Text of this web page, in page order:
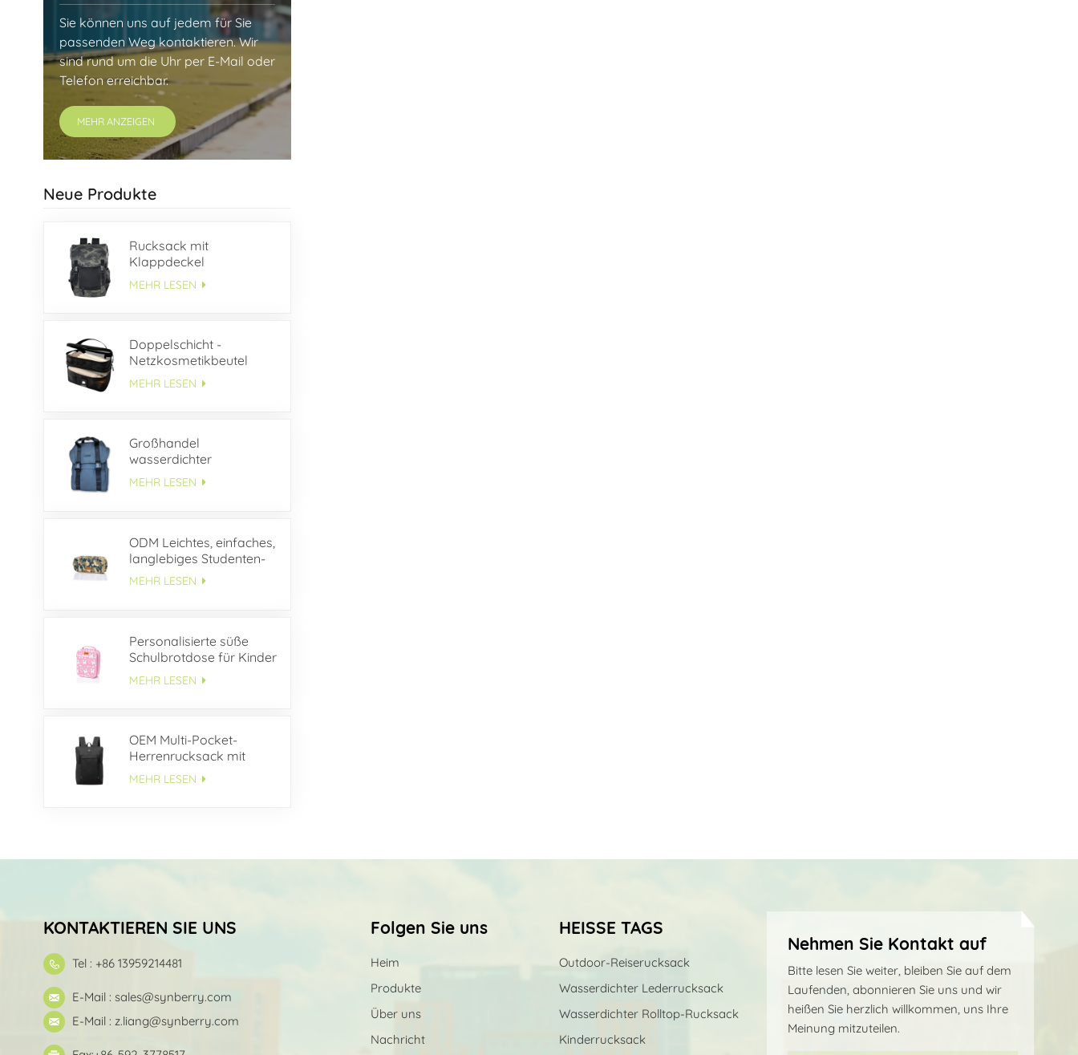
Sie können uns auf jedem für Sie
passenden Weg kontaktieren. Wir
sind rund um die Uhr per E-Mail oder
Telefon erreichbar.
MEHR ANZEIGEN
Neue Produkte
Rucksack mit
Klappdeckel
MEHR LESEN
Doppelschicht -
Netzkosmetikbeutel
MEHR LESEN
Großhandel
wasserdichter
Lederrucksack mit
Schnallenklappe
MEHR LESEN
ODM Leichtes, einfaches,
langlebiges Studenten-
Federmäppchen aus
Segeltuch
MEHR LESEN
Personalisierte süße
Schulbrotdose für Kinder
MEHR LESEN
OEM Multi-Pocket-
Herrenrucksack mit
großem
Fassungsvermögen
MEHR LESEN
KONTAKTIEREN SIE UNS
Tel : +86 13959214481
E-Mail : sales@synberry.com
E-Mail : z.liang@synberry.com
Folgen Sie uns
Heim
Produkte
Über uns
Nachricht
HEISSE TAGS
Outdoor-Reiserucksack
Wasserdichter Lederrucksack
Wasserdichter Rolltop-Rucksack
Kinderrucksack
Nehmen Sie Kontakt auf
Bitte lesen Sie weiter, bleiben Sie auf dem
Laufenden, abonnieren Sie uns und wir
heißen Sie herzlich willkommen, uns Ihre
Meinung mitzuteilen.